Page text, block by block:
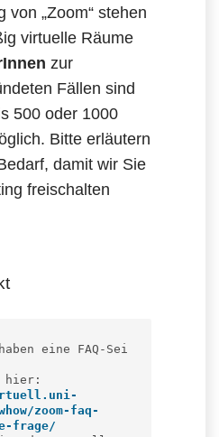
von „Zoom“ stehen
virtuelle Räume
zur
Fällen sind
500 oder 1000
Bitte erläutern
damit wir Sie
freischalten
eine FAQ-Sei
zoom-faq-
frage/